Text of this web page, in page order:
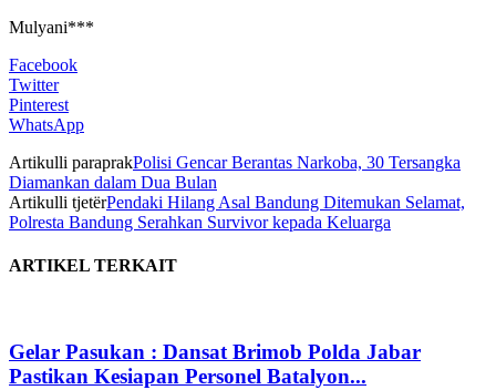
Mulyani***
Facebook
Twitter
Pinterest
WhatsApp
Artikulli paraprakPolisi Gencar Berantas Narkoba, 30 Tersangka
Diamankan dalam Dua Bulan
Artikulli tjetërPendaki Hilang Asal Bandung Ditemukan Selamat,
Polresta Bandung Serahkan Survivor kepada Keluarga
ARTIKEL TERKAIT
Gelar Pasukan : Dansat Brimob Polda Jabar
Pastikan Kesiapan Personel Batalyon...